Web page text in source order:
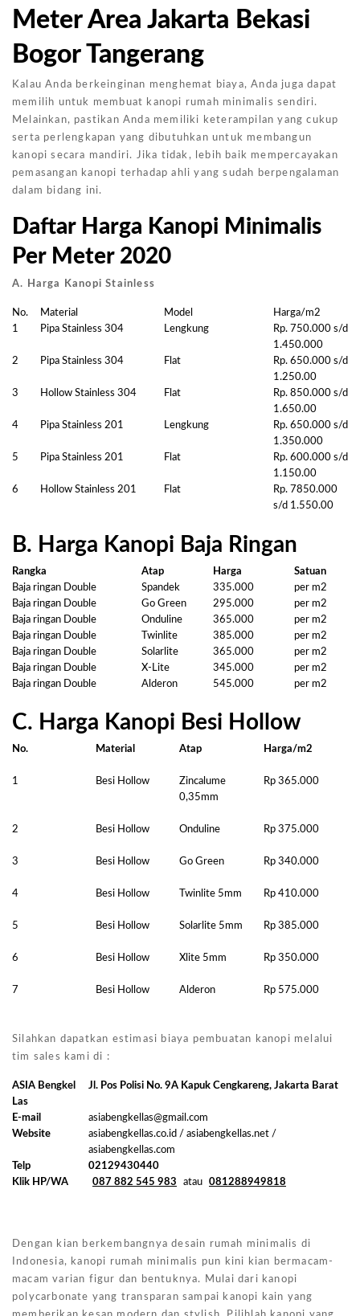
Meter Area Jakarta Bekasi
Bogor Tangerang
Kalau Anda berkeinginan menghemat biaya, Anda juga dapat
memilih untuk membuat kanopi rumah minimalis sendiri.
Melainkan, pastikan Anda memiliki keterampilan yang cukup
serta perlengkapan yang dibutuhkan untuk membangun
kanopi secara mandiri. Jika tidak, lebih baik mempercayakan
pemasangan kanopi terhadap ahli yang sudah berpengalaman
dalam bidang ini.
Daftar Harga Kanopi Minimalis
Per Meter 2020
A. Harga Kanopi Stainless
No. Material Model
Harga/m2
1
Pipa Stainless 304 Lengkung
Rp. 750.000 s/d
1.450.000
2
Pipa Stainless 304 Flat
Rp. 650.000 s/d
1.250.00
3
Hollow Stainless 304 Flat
Rp. 850.000 s/d
1.650.00
4
Pipa Stainless 201 Lengkung
Rp. 650.000 s/d
1.350.000
5
Pipa Stainless 201 Flat
Rp. 600.000 s/d
1.150.00
6
Hollow Stainless 201 Flat
Rp. 7850.000
s/d 1.550.00
B. Harga Kanopi Baja Ringan
Rangka Atap Harga
Satuan
Baja ringan Double
Spandek 335.000
per m2
Baja ringan Double
Go Green 295.000
per m2
Baja ringan Double
Onduline 365.000
per m2
Baja ringan Double
Twinlite 385.000
per m2
Baja ringan Double
Solarlite 365.000
per m2
Baja ringan Double
X-Lite 345.000
per m2
Baja ringan Double
Alderon 545.000 per m2
C. Harga Kanopi Besi Hollow
No. Material Atap Harga/m2
1 Besi Hollow
Zincalume
0,35mm
Rp 365.000
2 Besi Hollow Onduline Rp 375.000
3 Besi Hollow Go Green Rp 340.000
4 Besi Hollow Twinlite 5mm Rp 410.000
5 Besi Hollow Solarlite 5mm Rp 385.000
6 Besi Hollow Xlite 5mm Rp 350.000
7 Besi Hollow Alderon Rp 575.000
Silahkan dapatkan estimasi biaya pembuatan kanopi melalui
tim sales kami di :
ASIA Bengkel
Las
Jl. Pos Polisi No. 9A Kapuk Cengkareng, Jakarta Barat
E-mail
asiabengkellas@gmail.com
Website
asiabengkellas.co.id / asiabengkellas.net /
asiabengkellas.com
Telp
02129430440
Klik HP/WA
087 882 545 983 atau 081288949818
Dengan kian berkembangnya desain rumah minimalis di
Indonesia, kanopi rumah minimalis pun kini kian bermacam-
macam varian figur dan bentuknya. Mulai dari kanopi
polycarbonate yang transparan sampai kanopi kain yang